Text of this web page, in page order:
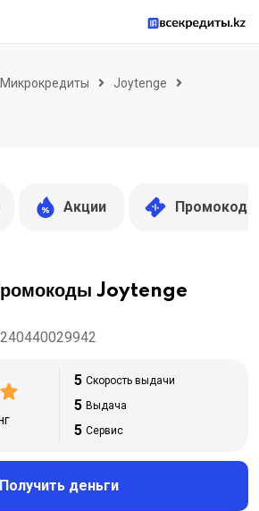
Микрокредиты
Joytenge
Акции Промокоды
Joytenge
5 Скорость выдачи
5 Выдача
5 Сервис
Получить деньги